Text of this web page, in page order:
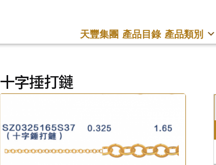
天豐集團 產品目錄 產品類別
十字捶打鏈